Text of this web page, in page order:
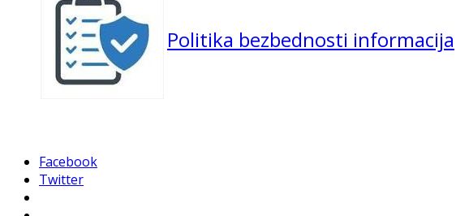
Politika bezbednosti informacija
Facebook
Twitter